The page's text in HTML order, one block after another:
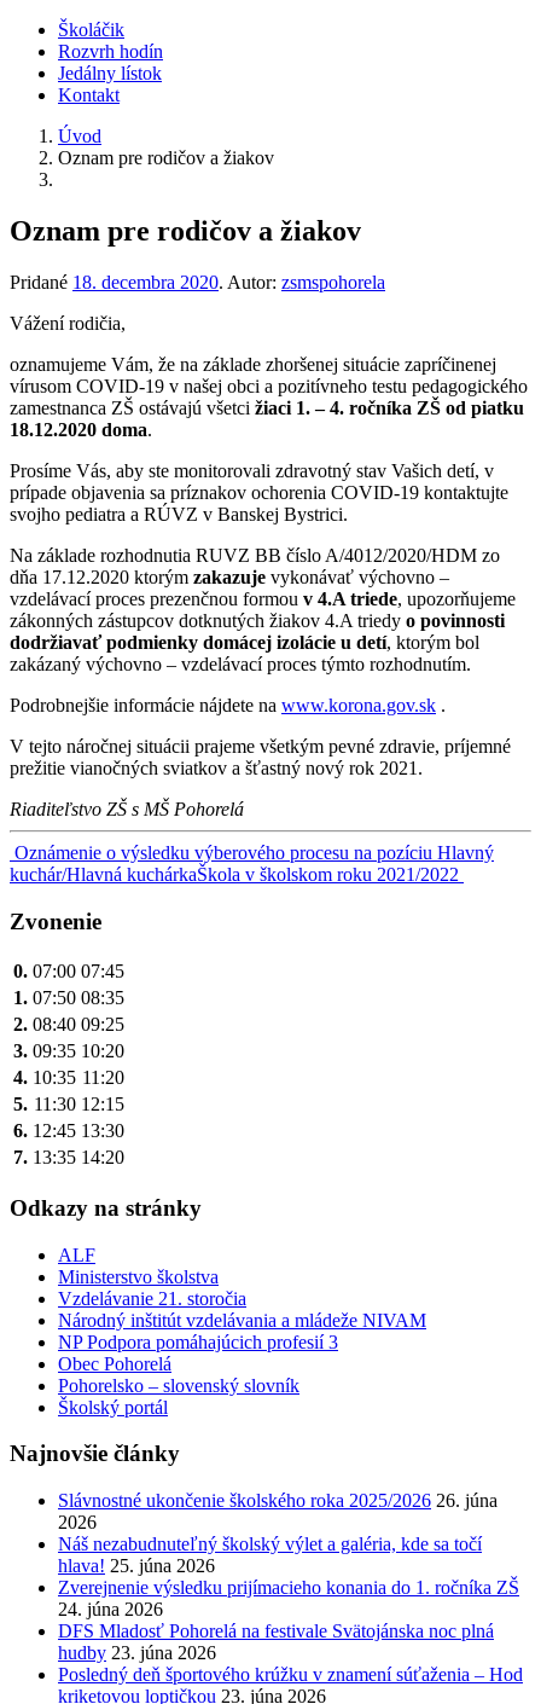
Školáčik
Rozvrh hodín
Jedálny lístok
Kontakt
Úvod
Oznam pre rodičov a žiakov
Oznam pre rodičov a žiakov
Pridané 18. decembra 2020. Autor: zsmspohorela
Vážení rodičia,
oznamujeme Vám, že na základe zhoršenej situácie zapríčinenej
vírusom COVID-19 v našej obci a pozitívneho testu pedagogického
zamestnanca ZŠ ostávajú všetci žiaci 1. – 4. ročníka ZŠ od piatku
18.12.2020 doma.
Prosíme Vás, aby ste monitorovali zdravotný stav Vašich detí, v
prípade objavenia sa príznakov ochorenia COVID-19 kontaktujte
svojho pediatra a RÚVZ v Banskej Bystrici.
Na základe rozhodnutia RUVZ BB číslo A/4012/2020/HDM zo
dňa 17.12.2020 ktorým zakazuje vykonávať výchovno –
vzdelávací proces prezenčnou formou v 4.A triede, upozorňujeme
zákonných zástupcov dotknutých žiakov 4.A triedy o povinnosti
dodržiavať podmienky domácej izolácie u detí, ktorým bol
zakázaný výchovno – vzdelávací proces týmto rozhodnutím.
Podrobnejšie informácie nájdete na www.korona.gov.sk .
V tejto náročnej situácii prajeme všetkým pevné zdravie, príjemné
prežitie vianočných sviatkov a šťastný nový rok 2021.
Riaditeľstvo ZŠ s MŠ Pohorelá
Navigácia
v
článku
Oznámenie o výsledku výberového procesu na pozíciu Hlavný
kuchár/Hlavná kuchárkaŠkola v školskom roku 2021/2022
Zvonenie
0. 07:00 07:45
1. 07:50 08:35
2. 08:40 09:25
3. 09:35 10:20
4. 10:35 11:20
5. 11:30 12:15
6. 12:45 13:30
7. 13:35 14:20
Odkazy na stránky
ALF
Ministerstvo školstva
Vzdelávanie 21. storočia
Národný inštitút vzdelávania a mládeže NIVAM
NP Podpora pomáhajúcich profesií 3
Obec Pohorelá
Pohorelsko – slovenský slovník
Školský portál
Najnovšie články
Slávnostné ukončenie školského roka 2025/2026 26. júna
2026
Náš nezabudnuteľný školský výlet a galéria, kde sa točí
hlava! 25. júna 2026
Zverejnenie výsledku prijímacieho konania do 1. ročníka ZŠ
24. júna 2026
DFS Mladosť Pohorelá na festivale Svätojánska noc plná
hudby 23. júna 2026
Posledný deň športového krúžku v znamení súťaženia – Hod
kriketovou loptičkou 23. júna 2026